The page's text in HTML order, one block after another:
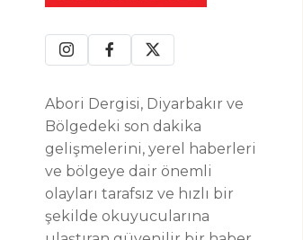
Abori Dergisi, Diyarbakır ve
Bölgedeki son dakika
gelişmelerini, yerel haberleri
ve bölgeye dair önemli
olayları tarafsız ve hızlı bir
şekilde okuyucularına